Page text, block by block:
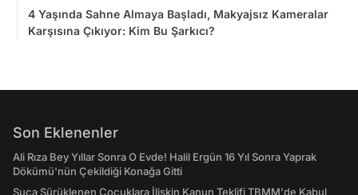
4 Yaşında Sahne Almaya Başladı, Makyajsız Kameralar
Karşısına Çıkıyor: Kim Bu Şarkıcı?
Son Eklenenler
Ali Rıza Bey Yıllar Sonra O Evde! Halil Ergün 16 Yıl Sonra Yaprak
Dökümü'nün Çekildiği Konağa Gitti
Suça Sürüklenen Çocuklara İlişkin Kanun Teklifi TBMM'de Kabul